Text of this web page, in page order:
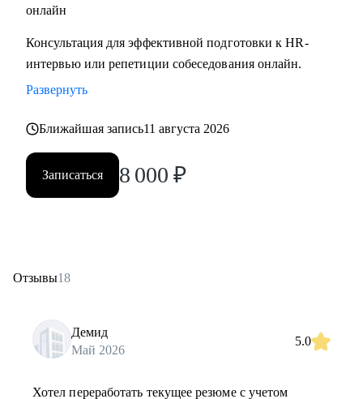
онлайн
Консультация для эффективной подготовки к HR-
интервью или репетиции собеседования онлайн.
Развернуть
Ближайшая запись11 августа 2026
Записаться 8 000 ₽
Отзывы18
Демид
Май 2026
5.0
Хотел переработать текущее резюме с учетом